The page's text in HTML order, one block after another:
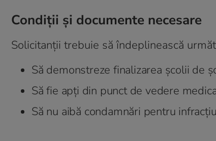
Condiții și documente necesare
Solicitanții trebuie să îndeplinească
Să demonstreze finalizarea școlii de
Să fie apți din punct de vedere
Să nu aibă condamnări pentru